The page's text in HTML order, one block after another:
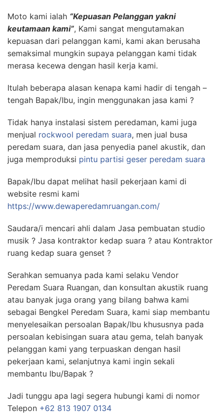
Moto kami ialah “Kepuasan Pelanggan yakni
keutamaan kami”, Kami sangat mengutamakan
kepuasan dari pelanggan kami, kami akan berusaha
semaksimal mungkin supaya pelanggan kami tidak
merasa kecewa dengan hasil kerja kami.
Itulah beberapa alasan kenapa kami hadir di tengah –
tengah Bapak/Ibu, ingin menggunakan jasa kami ?
Tidak hanya instalasi sistem peredaman, kami juga
menjual rockwool peredam suara, men jual busa
peredam suara, dan jasa penyedia panel akustik, dan
juga memproduksi pintu partisi geser peredam suara
Bapak/Ibu dapat melihat hasil pekerjaan kami di
website resmi kami
https://www.dewaperedamruangan.com/
Saudara/i mencari ahli dalam Jasa pembuatan studio
musik ? Jasa kontraktor kedap suara ? atau Kontraktor
ruang kedap suara genset ?
Serahkan semuanya pada kami selaku Vendor
Peredam Suara Ruangan, dan konsultan akustik ruang
atau banyak juga orang yang bilang bahwa kami
sebagai Bengkel Peredam Suara, kami siap membantu
menyelesaikan persoalan Bapak/Ibu khususnya pada
persoalan kebisingan suara atau gema, telah banyak
pelanggan kami yang terpuaskan dengan hasil
pekerjaan kami, selanjutnya kami ingin sekali
membantu Ibu/Bapak ?
Jadi tunggu apa lagi segera hubungi kami di nomor
Telepon +62 813 1907 0134